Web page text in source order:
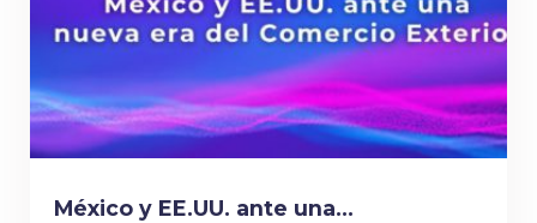
México y EE.UU. ante una...